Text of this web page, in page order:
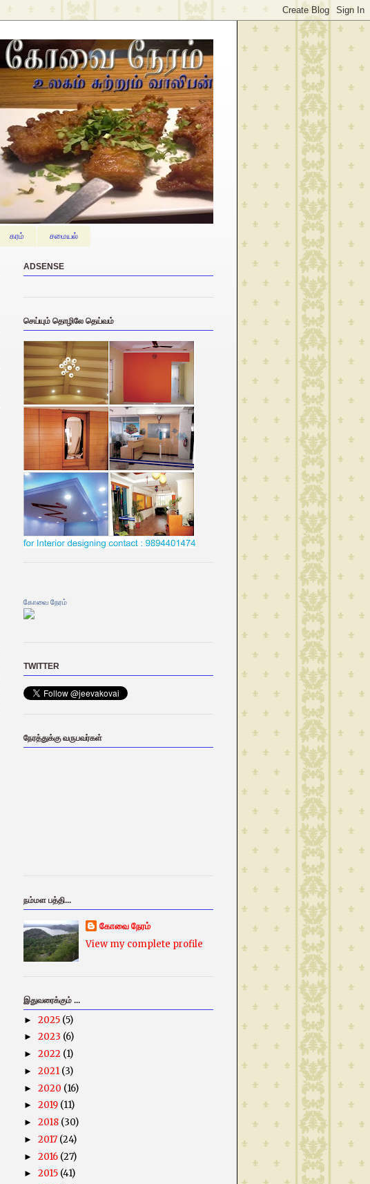
கரம் சமையல்
ADSENSE
செய்யும் தொழிலே தெய்வம்
கோவை நேரம்
TWITTER
நேரத்துக்கு வருபவர்கள்
நம்மள பத்தி...
கோவை நேரம்
View my complete profile
இதுவரைக்கும் ...
► 2025 (5)
► 2023 (6)
► 2022 (1)
► 2021 (3)
► 2020 (16)
► 2019 (11)
► 2018 (30)
► 2017 (24)
► 2016 (27)
► 2015 (41)